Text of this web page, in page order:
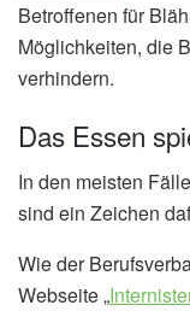
Betroffenen für
Möglichkeiten, die
verhindern.
Das Essen
In den meisten
sind ein Zeichen
Wie der
Webseite „